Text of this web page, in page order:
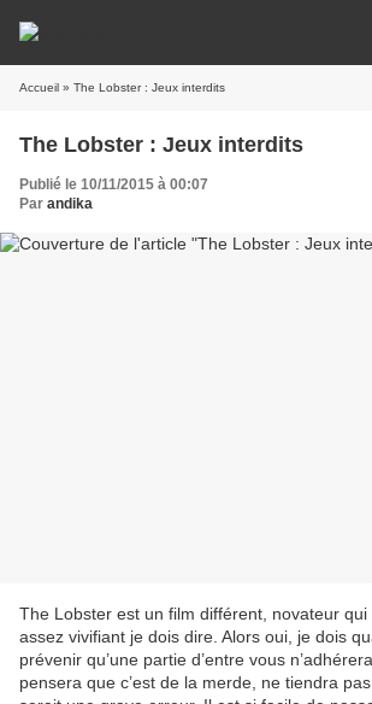
Accueil » The Lobster : Jeux interdits
The Lobster : Jeux interdits
Publié le 10/11/2015 à 00:07
Par andika
The Lobster est un film différent, novateur
assez vivifiant je dois dire. Alors oui, je dois
prévenir qu’une partie d’entre vous
pensera que c’est de la merde, ne tiendra